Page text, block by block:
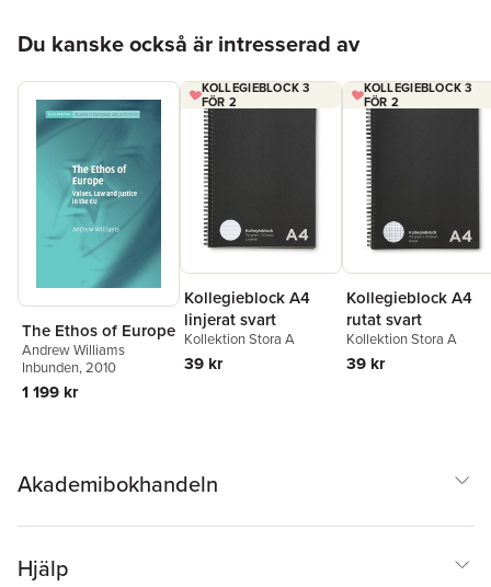
Du kanske också är intresserad av
The Ethos of Europe
Andrew Williams
Inbunden, 2010
1 199 kr
KOLLEGIEBLOCK 3
FÖR 2
Kollegieblock A4
linjerat svart
Kollektion Stora A
39 kr
KOLLEGIEBLOCK 3
FÖR 2
Kollegieblock A4
rutat svart
Kollektion Stora A
39 kr
Akademibokhandeln
Hjälp